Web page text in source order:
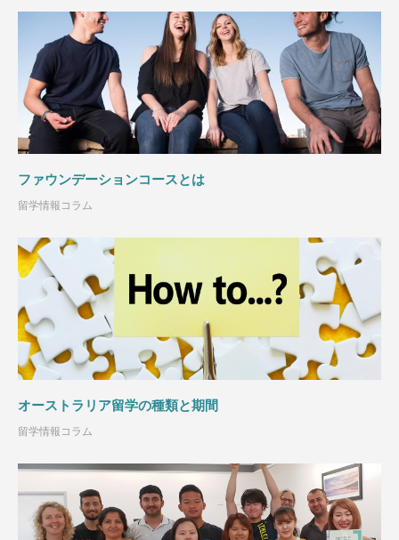
ファウンデーションコースとは
留学情報コラム
オーストラリア留学の種類と期間
留学情報コラム